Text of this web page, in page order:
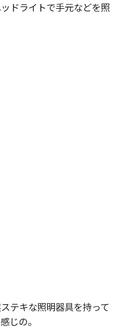
ドライトで手元などを照
テキな照明器具を持って
じの。